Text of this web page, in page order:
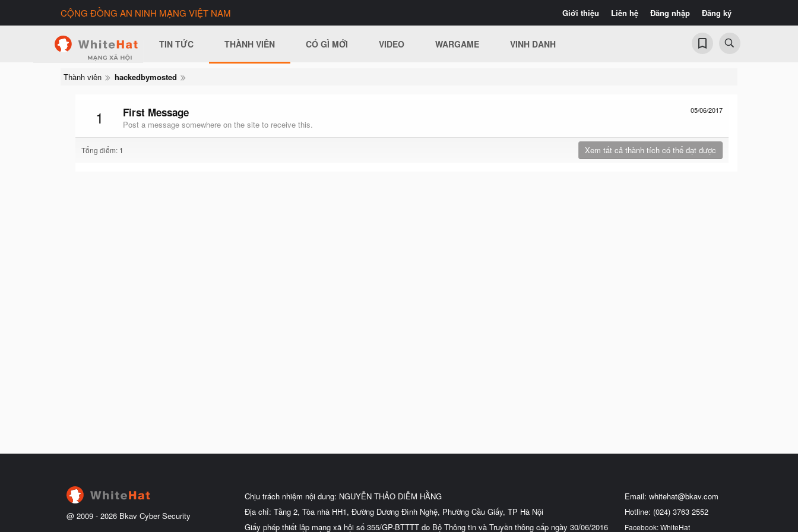
Giới thiệu Liên hệ Đăng nhập Đăng ký
CỘNG ĐỒNG AN NINH MẠNG VIỆT NAM
TIN TỨC THÀNH VIÊN CÓ GÌ MỚI VIDEO WARGAME VINH DANH
Thành viên hackedbymosted
1 05/06/2017
First Message
Post a message somewhere on the site to receive this.
Tổng điểm: 1 Xem tất cả thành tích có thể đạt được
@ 2009 - 2026 Bkav Cyber Security
Chịu trách nhiệm nội dung: NGUYỄN THẢO DIỄM HẰNG
Địa chỉ: Tầng 2, Tòa nhà HH1, Đường Dương Đình Nghệ, Phường Cầu Giấy, TP Hà Nội
Giấy phép thiết lập mạng xã hội số 355/GP-BTTTT do Bộ Thông tin và Truyền thông cấp ngày 30/06/2016
Email: whitehat@bkav.com
Hotline: (024) 3763 2552
Facebook: WhiteHat